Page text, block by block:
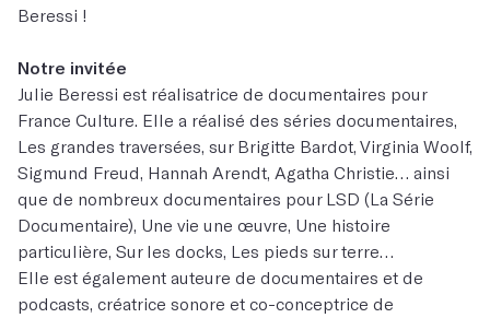
Beressi !
Notre invitée
Julie Beressi est réalisatrice de documentaires pour
France Culture. Elle a réalisé des séries documentaires,
Les grandes traversées, sur Brigitte Bardot, Virginia Woolf,
Sigmund Freud, Hannah Arendt, Agatha Christie… ainsi
que de nombreux documentaires pour LSD (La Série
Documentaire), Une vie une œuvre, Une histoire
particulière, Sur les docks, Les pieds sur terre…
Elle est également auteure de documentaires et de
podcasts, créatrice sonore et co-conceptrice de